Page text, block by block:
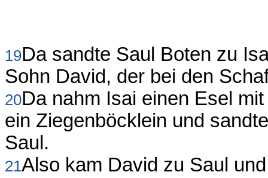
19Da sandte Saul Boten zu
Sohn David, der bei den
20Da nahm Isai einen Esel
ein Ziegenböcklein und
Saul.
21Also kam David zu Saul